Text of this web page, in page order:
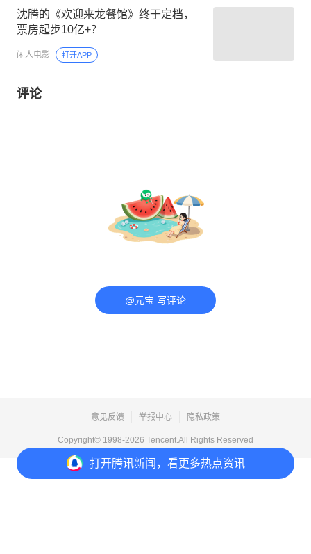
打开腾讯新闻，看更多热点资讯
沈腾的《欢迎来龙餐馆》终于定档，
票房起步10亿+？
闲人电影 打开APP
评论
@元宝 写评论
意见反馈 举报中心 隐私政策
Copyright© 1998-2026 Tencent.All Rights Reserved